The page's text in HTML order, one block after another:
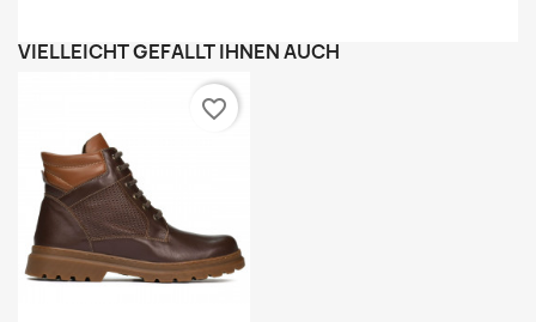
VIELLEICHT GEFÄLLT IHNEN AUCH
favorite_border